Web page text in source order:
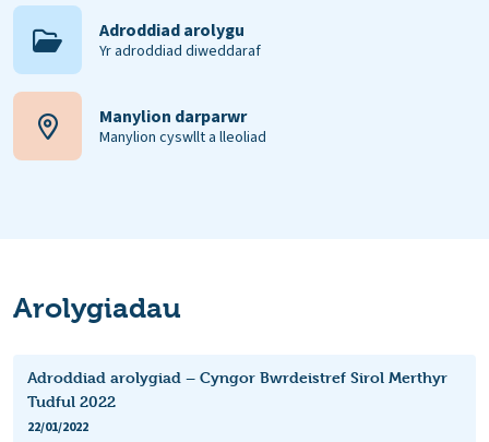
Adroddiad arolygu
Yr adroddiad diweddaraf
Manylion darparwr
Manylion cyswllt a lleoliad
Arolygiadau
Adroddiad arolygiad – Cyngor Bwrdeistref Sirol Merthyr
Tudful 2022
22/01/2022